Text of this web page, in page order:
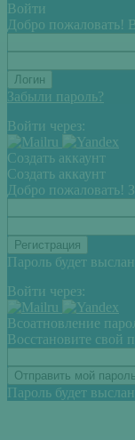
Войти
Добро пожаловать!
Забыли пароль?
Войти через:
Создать аккаунт
Создать аккаунт
Добро пожаловать!
Пароль будет
Войти через:
Всоатновление
Восстановите свой
Пароль будет